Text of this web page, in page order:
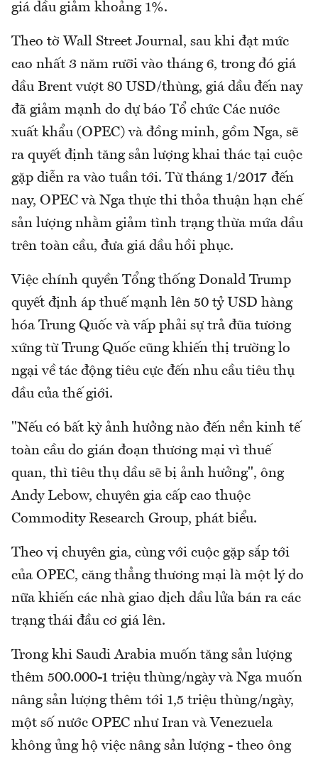
giá dầu giảm khoảng 1%.
Theo tờ Wall Street Journal, sau khi đạt mức
cao nhất 3 năm rưỡi vào tháng 6, trong đó giá
dầu Brent vượt 80 USD/thùng, giá dầu đến nay
đã giảm mạnh do dự báo Tổ chức Các nước
xuất khẩu (OPEC) và đồng minh, gồm Nga, sẽ
ra quyết định tăng sản lượng khai thác tại cuộc
gặp diễn ra vào tuần tới. Từ tháng 1/2017 đến
nay, OPEC và Nga thực thi thỏa thuận hạn chế
sản lượng nhằm giảm tình trạng thừa mứa dầu
trên toàn cầu, đưa giá dầu hồi phục.
Việc chính quyền Tổng thống Donald Trump
quyết định áp thuế mạnh lên 50 tỷ USD hàng
hóa Trung Quốc và vấp phải sự trả đũa tương
xứng từ Trung Quốc cũng khiến thị trường lo
ngại về tác động tiêu cực đến nhu cầu tiêu thụ
dầu của thế giới.
"Nếu có bất kỳ ảnh hưởng nào đến nền kinh tế
toàn cầu do gián đoạn thương mại vì thuế
quan, thì tiêu thụ dầu sẽ bị ảnh hưởng", ông
Andy Lebow, chuyên gia cấp cao thuộc
Commodity Research Group, phát biểu.
Theo vị chuyên gia, cùng với cuộc gặp sắp tới
của OPEC, căng thẳng thương mại là một lý do
nữa khiến các nhà giao dịch dầu lửa bán ra các
trạng thái đầu cơ giá lên.
Trong khi Saudi Arabia muốn tăng sản lượng
thêm 500.000-1 triệu thùng/ngày và Nga muốn
nâng sản lượng thêm tới 1,5 triệu thùng/ngày,
một số nước OPEC như Iran và Venezuela
không ủng hộ việc nâng sản lượng - theo ông